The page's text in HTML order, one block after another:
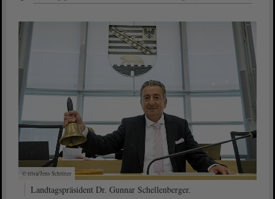
© ltlsa/Jens Schlüter
Landtagspräsident Dr. Gunnar Schellenberger.